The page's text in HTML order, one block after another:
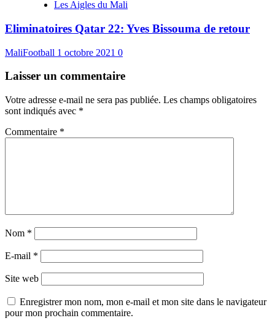
Les Aigles du Mali
Eliminatoires Qatar 22: Yves Bissouma de retour
MaliFootball 1 octobre 2021 0
Laisser un commentaire
Votre adresse e-mail ne sera pas publiée. Les champs obligatoires
sont indiqués avec *
Commentaire *
Nom *
E-mail *
Site web
Enregistrer mon nom, mon e-mail et mon site dans le navigateur
pour mon prochain commentaire.